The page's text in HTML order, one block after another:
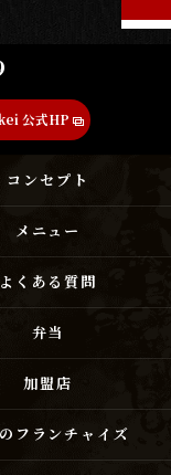
公式HP
コンセプト
メニュー
よくある質問
弁当
加盟店
フランチャイズ